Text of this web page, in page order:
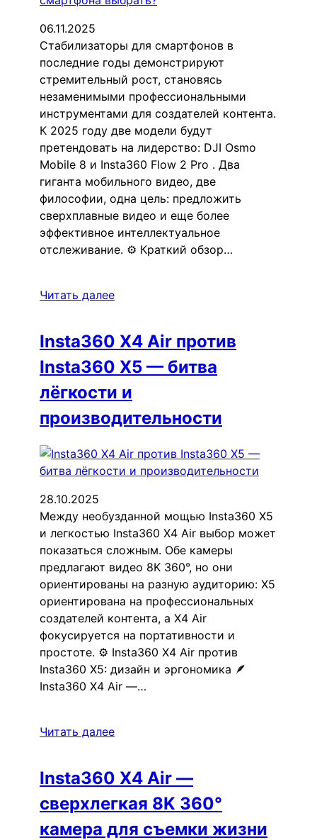
06.11.2025
Стабилизаторы для смартфонов в
последние годы демонстрируют
стремительный рост, становясь
незаменимыми профессиональными
инструментами для создателей контента.
К 2025 году две модели будут
претендовать на лидерство: DJI Osmo
Mobile 8 и Insta360 Flow 2 Pro . Два
гиганта мобильного видео, две
философии, одна цель: предложить
сверхплавные видео и еще более
эффективное интеллектуальное
отслеживание. ⚙️ Краткий обзор…
Читать далее
Insta360 X4 Air против
Insta360 X5 — битва
лёгкости и
производительности
28.10.2025
Между необузданной мощью Insta360 X5
и легкостью Insta360 X4 Air выбор может
показаться сложным. Обе камеры
предлагают видео 8K 360°, но они
ориентированы на разную аудиторию: X5
ориентирована на профессиональных
создателей контента, а X4 Air
фокусируется на портативности и
простоте. ⚙️ Insta360 X4 Air против
Insta360 X5: дизайн и эргономика 🪶
Insta360 X4 Air —…
Читать далее
Insta360 X4 Air —
сверхлегкая 8K 360°
камера для съемки жизни